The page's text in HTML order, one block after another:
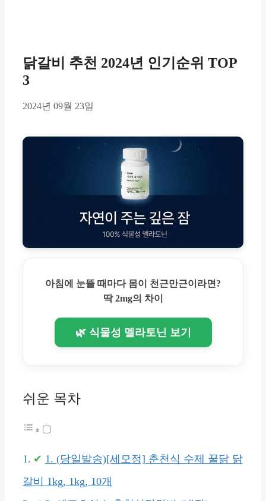
닭갈비 추천 2024년 인기순위 TOP
3
2024년 09월 23일
아침에 눈뜰 때마다 몸이 천근만근이라면?
딱 2mg의 차이
🌿 식물성 멜라토닌 보기
쉬운 목차
1. (당일발송)[세모정] 춘천식 수제 꿀닭 닭
갈비 1kg, 1kg, 10개